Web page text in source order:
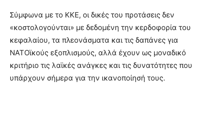
Σύμφωνα με το ΚΚΕ, οι δικές του προτάσεις δεν
«κοστολογούνται» με δεδομένη την κερδοφορία του
κεφαλαίου, τα πλεονάσματα και τις δαπάνες για
ΝΑΤΟϊκούς εξοπλισμούς, αλλά έχουν ως μοναδικό
κριτήριο τις λαϊκές ανάγκες και τις δυνατότητες που
υπάρχουν σήμερα για την ικανοποίησή τους.